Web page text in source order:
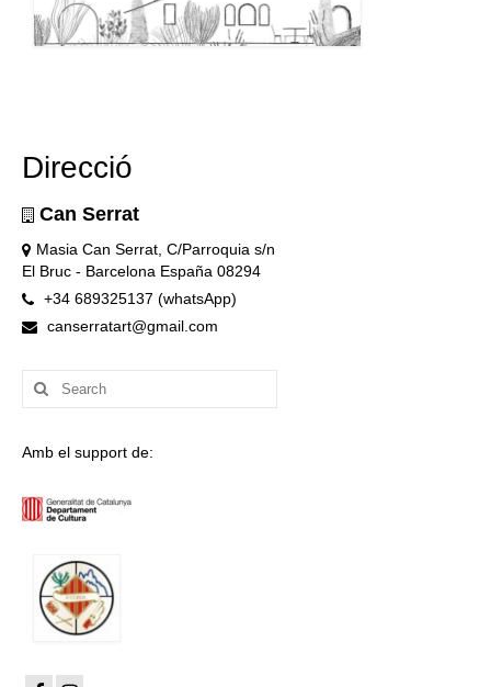
Direcció
Can Serrat
Masia Can Serrat, C/Parroquia s/n
El Bruc - Barcelona España 08294
+34 689325137 (whatsApp)
canserratart@gmail.com
Search
for:
Amb el support de: